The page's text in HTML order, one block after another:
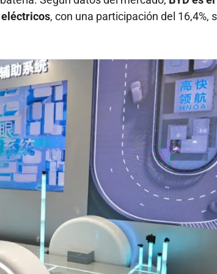
, con una participación del 16,4%,